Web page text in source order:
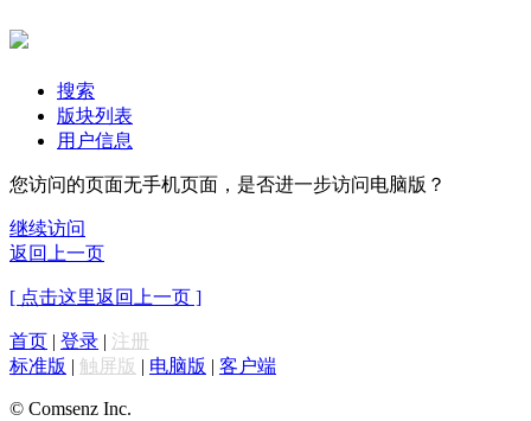
搜索
版块列表
用户信息
您访问的页面无手机页面，是否进一步访问电脑版？
继续访问
返回上一页
[ 点击这里返回上一页 ]
首页 | 登录 | 注册
标准版 | 触屏版 | 电脑版 | 客户端
© Comsenz Inc.